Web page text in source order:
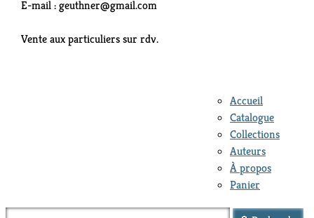
E-mail : geuthner@gmail.com
Vente aux particuliers sur rdv.
Accueil
Catalogue
Collections
Auteurs
À propos
Panier